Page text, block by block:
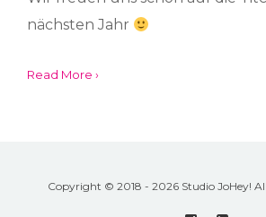
nächsten Jahr
Read More ›
Copyright © 2018 - 2026 Studio JoHey!